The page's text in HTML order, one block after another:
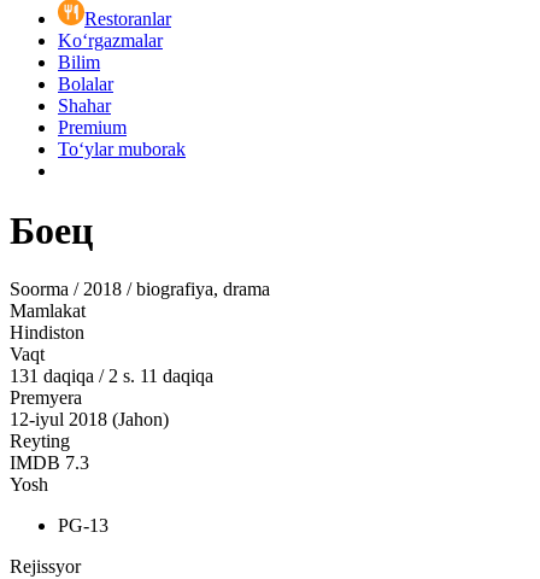
Restoranlar
Ko‘rgazmalar
Bilim
Bolalar
Shahar
Premium
Toʻylar muborak
Боец
Soorma / 2018 / biografiya, drama
Mamlakat
Hindiston
Vaqt
131 daqiqa / 2 s. 11 daqiqa
Premyera
12-iyul 2018 (Jahon)
Reyting
IMDB 7.3
Yosh
PG-13
Rejissyor